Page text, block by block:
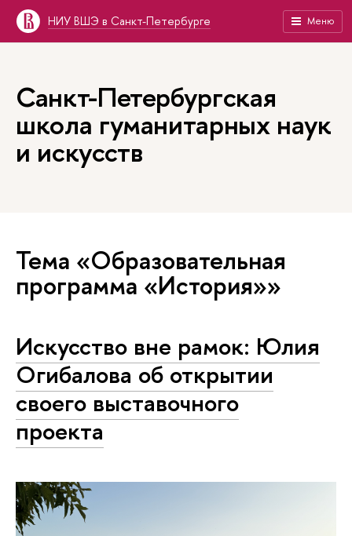
НИУ ВШЭ в Санкт-Петербурге Меню
Санкт-Петербургская
школа гуманитарных наук
и искусств
Тема «Образовательная
программа «История»»
Искусство вне рамок: Юлия
Огибалова об открытии
своего выставочного
проекта